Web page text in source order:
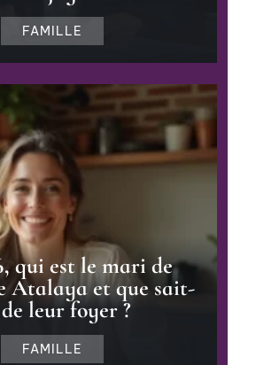
FAMILLE
qui est le mari de
Atalaya et que sait-
leur foyer ?
FAMILLE